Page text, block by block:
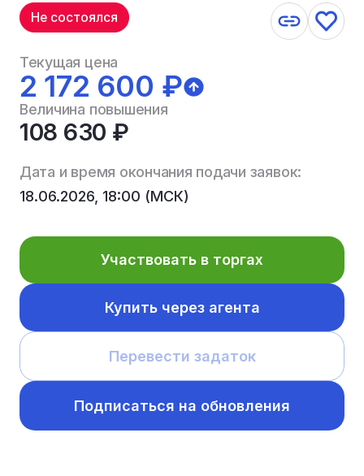
Не состоялся
Текущая цена
2 172 600 ₽
Величина повышения
108 630 ₽
Дата и время окончания подачи заявок:
18.06.2026, 18:00 (МСК)
Участвовать в торгах
Купить через агента
Перевести задаток
Подписаться на обновления